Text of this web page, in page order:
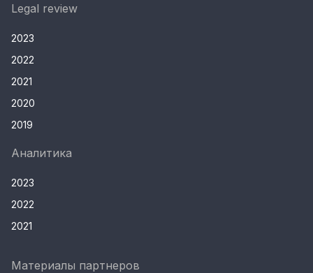
Legal review
2023
2022
2021
2020
2019
Аналитика
2023
2022
2021
Материалы партнеров